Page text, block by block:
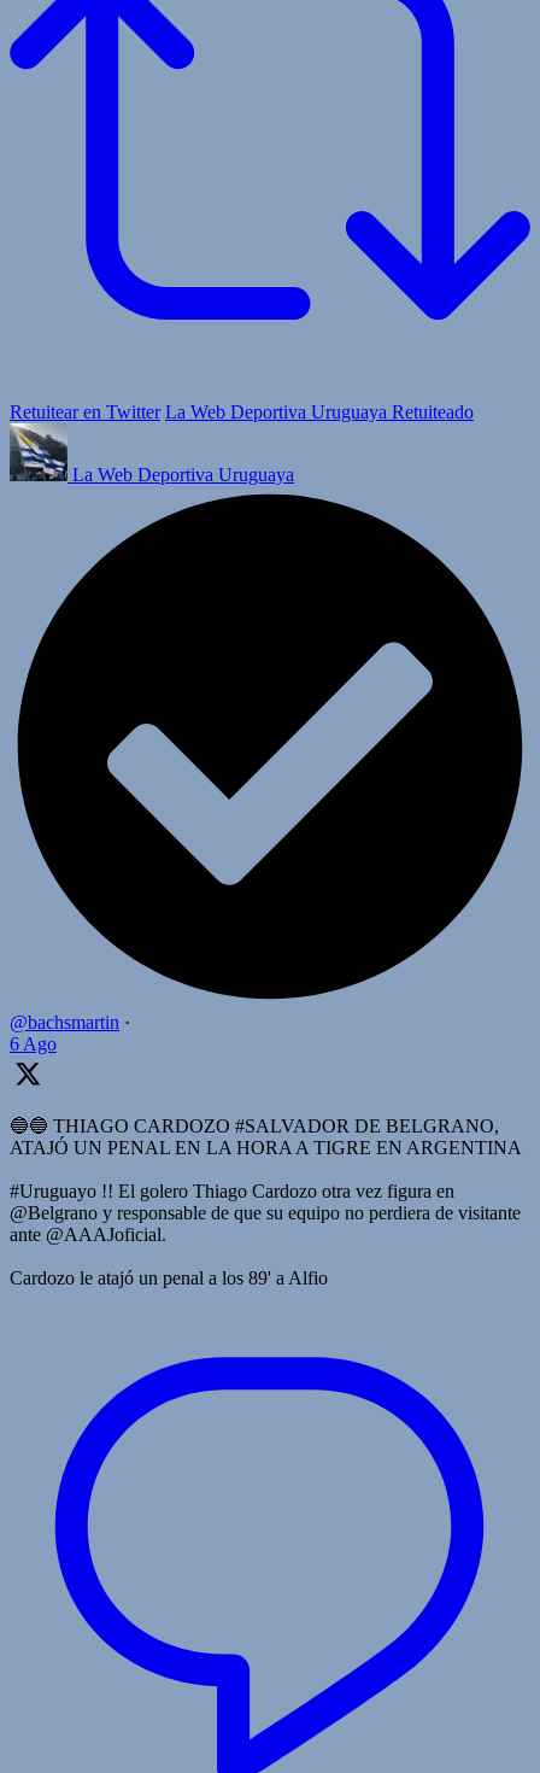
Retuitear en Twitter La Web Deportiva Uruguaya Retuiteado
La Web Deportiva Uruguaya
@bachsmartin ·
6 Ago
🔵🔵 THIAGO CARDOZO #SALVADOR DE BELGRANO,
ATAJÓ UN PENAL EN LA HORA A TIGRE EN ARGENTINA
#Uruguayo !! El golero Thiago Cardozo otra vez figura en
@Belgrano y responsable de que su equipo no perdiera de visitante
ante @AAAJoficial.
Cardozo le atajó un penal a los 89' a Alfio